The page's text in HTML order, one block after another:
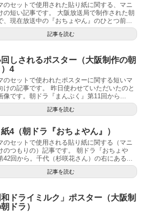
のセットで使用された貼り紙に関する、マニ
の短い記事です。 大阪放送局で制作された朝
、現在放送中の『おちょやん』のひとつ前...
記事を読む
しされるポスター（大阪制作の朝
）4
のセットで使われたポスターに関する短いマ
けの記事です。 昨日使わせていただいたのと
像です。朝ドラ『まんぷく』第11回から...
記事を読む
4（朝ドラ『おちょやん』）
のセットで使用される貼り紙に関する（マニ
のつもりの）記事です。 朝ドラ『おちょや
42回から。千代（杉咲花さん）の右にある...
記事を読む
和ドライミルク」ポスター（大阪制
ドラ）